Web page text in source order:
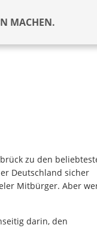
MACHEN.
zu den
Deutschland sicher
Mitbürger. Aber
darin, den